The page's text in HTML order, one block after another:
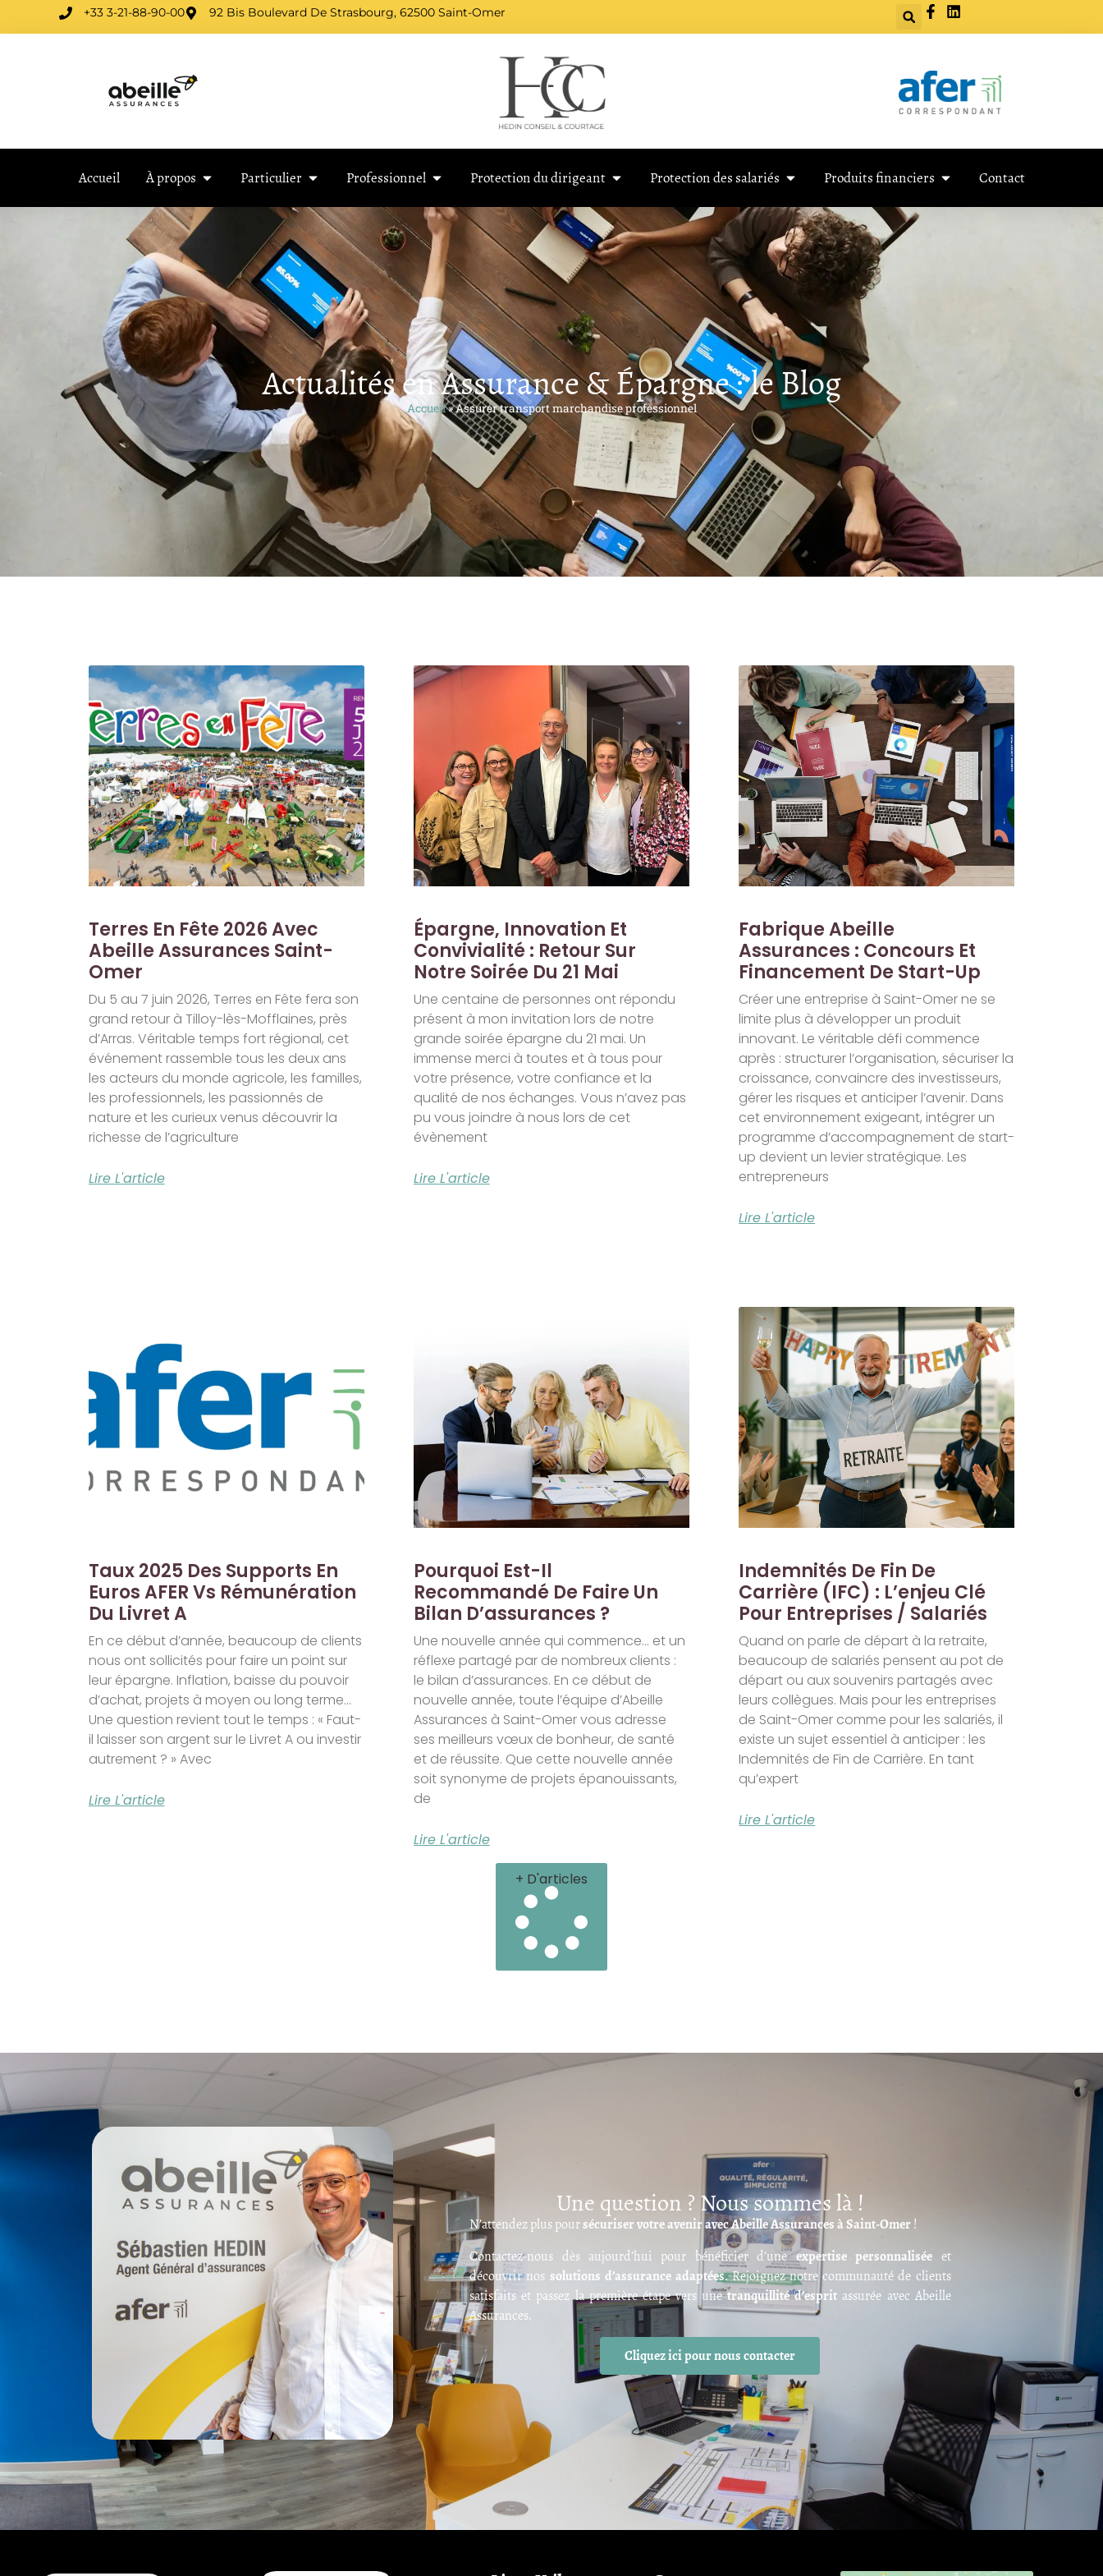
+33 3-21-88-90-00 92 Bis Boulevard De Strasbourg, 62500 Saint-Omer
Accueil À propos Particulier Professionnel Protection du dirigeant Protection des salariés Produits financiers Contact
Actualités en Assurance & Épargne : le Blog
Accueil»Assurer transport marchandise professionnel
Terres En Fête 2026 Avec
Abeille Assurances Saint-
Omer
Du 5 au 7 juin 2026, Terres en Fête fera son
grand retour à Tilloy-lès-Mofflaines, près
d’Arras. Véritable temps fort régional, cet
événement rassemble tous les deux ans
les acteurs du monde agricole, les familles,
les professionnels, les passionnés de
nature et les curieux venus découvrir la
richesse de l’agriculture
Lire L'article
Épargne, Innovation Et
Convivialité : Retour Sur
Notre Soirée Du 21 Mai
Une centaine de personnes ont répondu
présent à mon invitation lors de notre
grande soirée épargne du 21 mai. Un
immense merci à toutes et à tous pour
votre présence, votre confiance et la
qualité de nos échanges. Vous n’avez pas
pu vous joindre à nous lors de cet
évènement
Lire L'article
Fabrique Abeille
Assurances : Concours Et
Financement De Start-Up
Créer une entreprise à Saint-Omer ne se
limite plus à développer un produit
innovant. Le véritable défi commence
après : structurer l’organisation, sécuriser la
croissance, convaincre des investisseurs,
gérer les risques et anticiper l’avenir. Dans
cet environnement exigeant, intégrer un
programme d’accompagnement de start-
up devient un levier stratégique. Les
entrepreneurs
Lire L'article
Taux 2025 Des Supports En
Euros AFER Vs Rémunération
Du Livret A
En ce début d’année, beaucoup de clients
nous ont sollicités pour faire un point sur
leur épargne. Inflation, baisse du pouvoir
d’achat, projets à moyen ou long terme…
Une question revient tout le temps : « Faut-
il laisser son argent sur le Livret A ou investir
autrement ? » Avec
Lire L'article
Pourquoi Est-Il
Recommandé De Faire Un
Bilan D’assurances ?
Une nouvelle année qui commence… et un
réflexe partagé par de nombreux clients :
le bilan d’assurances. En ce début de
nouvelle année, toute l’équipe d’Abeille
Assurances à Saint-Omer vous adresse
ses meilleurs vœux de bonheur, de santé
et de réussite. Que cette nouvelle année
soit synonyme de projets épanouissants,
de
Lire L'article
Indemnités De Fin De
Carrière (IFC) : L’enjeu Clé
Pour Entreprises / Salariés
Quand on parle de départ à la retraite,
beaucoup de salariés pensent au pot de
départ ou aux souvenirs partagés avec
leurs collègues. Mais pour les entreprises
de Saint-Omer comme pour les salariés, il
existe un sujet essentiel à anticiper : les
Indemnités de Fin de Carrière. En tant
qu’expert
Lire L'article
+ D'articles
Une question ? Nous sommes là !
N’attendez plus poursécuriser votre avenir avec Abeille Assurances à Saint-Omer!
Contactez-nous dès aujourd’hui pour bénéficier d’uneexpertise personnalisée et
découvrir nos solutions d’assurance adaptées. Rejoignez notre communauté de clients
satisfaits et passez la première étape vers unetranquillité d’esprit assurée avec Abeille
Assurances.
Cliquez ici pour nous contacter